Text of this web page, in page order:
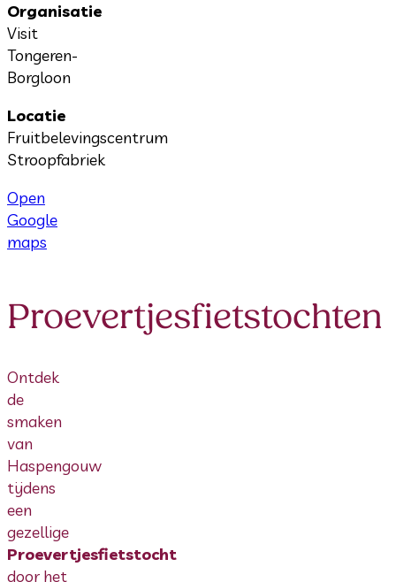
Organisatie
Visit
Tongeren-
Borgloon
Locatie
Fruitbelevingscentrum
Stroopfabriek
Open
Google
maps
Proevertjesfietstochten
Ontdek
de
smaken
van
Haspengouw
tijdens
een
gezellige
Proevertjesfietstocht
door het